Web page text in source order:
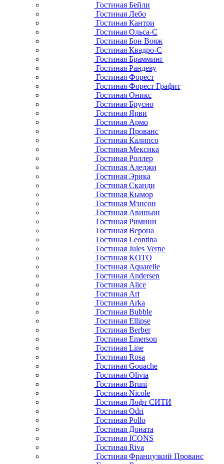
Гостиная Бейли
Гостиная Лебо
Гостиная Кантри
Гостиная Ольса-С
Гостиная Бон Вояж
Гостиная Квадро-С
Гостиная Брамминг
Гостиная Рандеву
Гостиная Форест
Гостиная Форест Графит
Гостиная Оникс
Гостиная Брусно
Гостиная Ярви
Гостиная Армо
Гостиная Прованс
Гостиная Калипсо
Гостиная Мексика
Гостиная Роллер
Гостиная Аледжи
Гостиная Эрика
Гостиная Сканди
Гостиная Кымор
Гостиная Мэнсон
Гостиная Авиньон
Гостиная Римини
Гостиная Верона
Гостиная Leontina
Гостиная Jules Verne
Гостиная KOTO
Гостиная Aquarelle
Гостиная Andersen
Гостиная Alice
Гостиная Art
Гостиная Arka
Гостиная Bubble
Гостиная Ellipse
Гостиная Berber
Гостиная Emerson
Гостиная Line
Гостиная Rosa
Гостиная Gouache
Гостиная Olivia
Гостиная Bruni
Гостиная Nicole
Гостиная Лофт СИТИ
Гостиная Odri
Гостиная Pollo
Гостиная Доната
Гостиная ICONS
Гостиная Riva
Гостиная Французкий Прованс